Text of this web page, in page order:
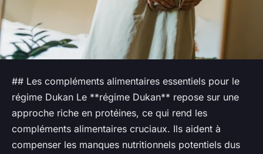
## Les compléments alimentaires essentiels pour le
régime Dukan Le **régime Dukan** repose sur une
approche riche en protéines, ce qui rend les
compléments alimentaires cruciaux. Ils aident à
compenser les manques nutritionnels potentiels dus